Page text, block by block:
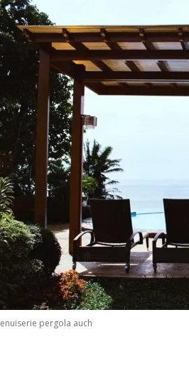
pergola auch